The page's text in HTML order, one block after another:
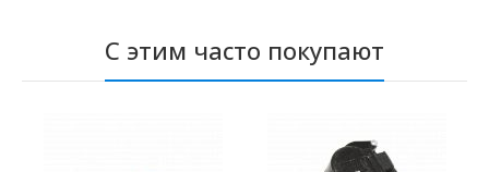
С этим часто покупают